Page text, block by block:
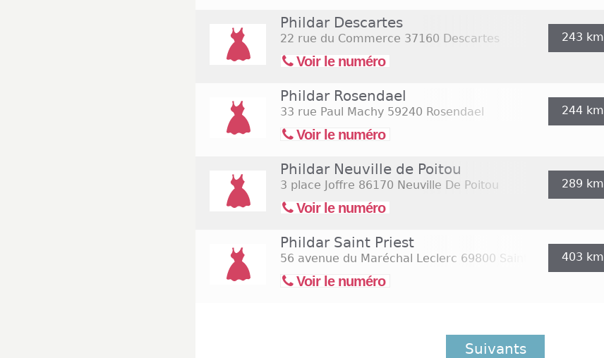
Phildar Descartes
22 rue du Commerce 37160 Descartes
Voir le numéro
243 km
Phildar Rosendael
33 rue Paul Machy 59240 Rosendael
Voir le numéro
244 km
Phildar Neuville de Poitou
3 place Joffre 86170 Neuville De Poitou
Voir le numéro
289 km
Phildar Saint Priest
56 avenue du Maréchal Leclerc 69800 Saint Priest
Voir le numéro
403 km
Suivants